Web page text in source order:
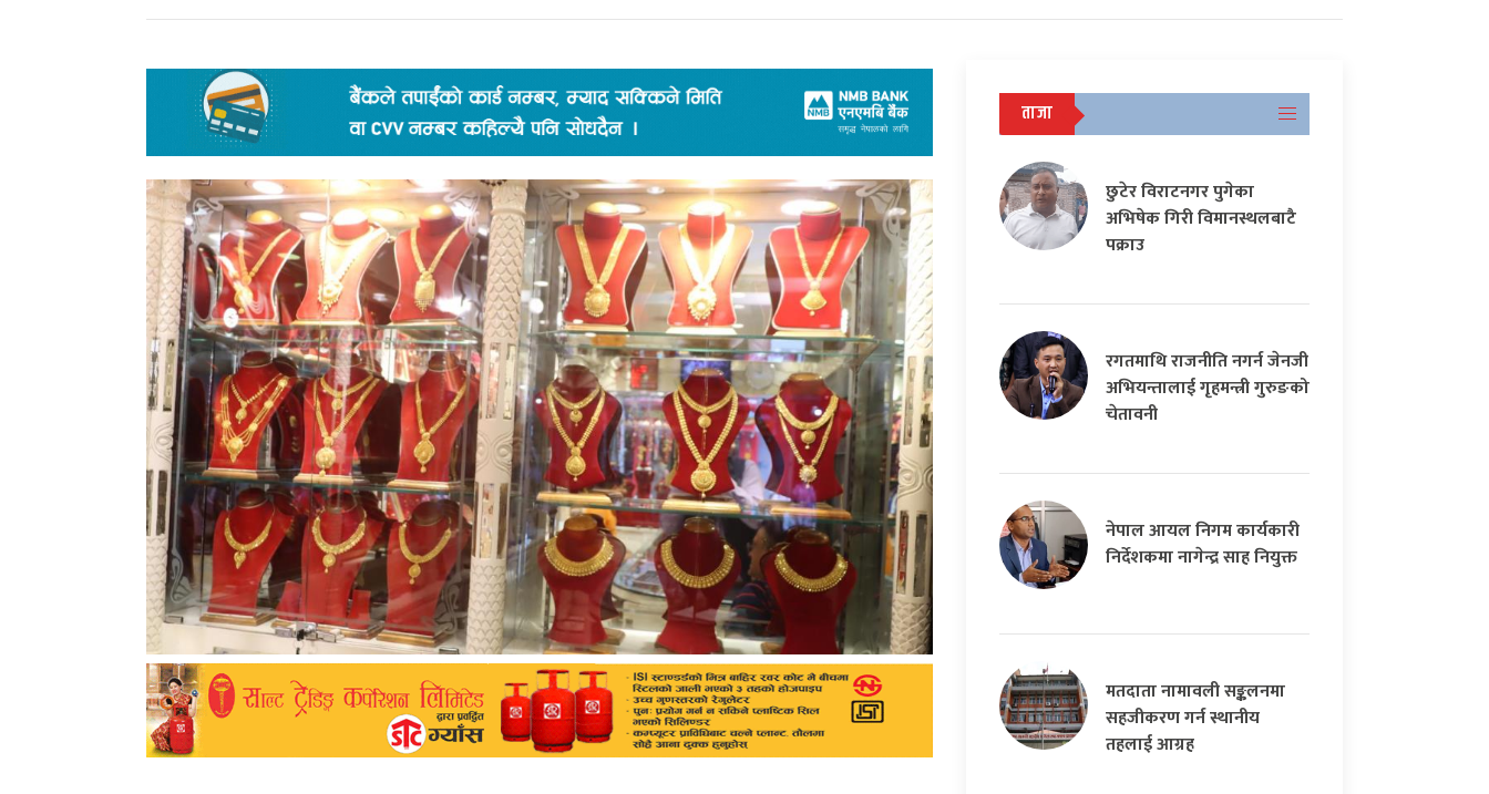
ताजा
छुटेर विराटनगर पुगेका
अभिषेक गिरी विमानस्थलबाटै
पक्राउ
रगतमाथि राजनीति नगर्न जेनजी
अभियन्तालाई गृहमन्त्री गुरुङको
चेतावनी
नेपाल आयल निगम कार्यकारी
निर्देशकमा नागेन्द्र साह नियुक्त
मतदाता नामावली सङ्कलनमा
सहजीकरण गर्न स्थानीय
तहलाई आग्रह